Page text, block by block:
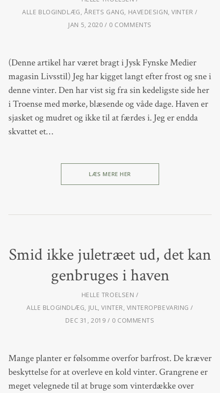
ALLE BLOGINDLÆG, ÅRETS GANG, HAVEDESIGN,VINTER
JAN 5, 2020
0 COMMENTS
(Denne artikel har været bragt i Jysk Fynske Medier
magasin Livsstil) Jeg har kigget langt efter frost og sne i
denne vinter. Den har vist sig fra sin kedeligste side her
i Troense med mørke, blæsende og våde dage. Haven er
sjasket og mudret og ikke til at færdes i. Jeg er endda
skvattet et…
LÆS MERE HER
Smid ikke juletræet ud, det kan
genbruges i haven
HELLE TROELSEN
ALLE BLOGINDLÆG, JUL,VINTER, VINTEROPBEVARING
DEC 31, 2019
0 COMMENTS
Mange planter er følsomme overfor barfrost. De kræver
beskyttelse for at overleve en kold vinter. Grangrene er
meget velegnede til at bruge som vinterdække over